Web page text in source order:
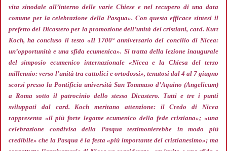
vita sinodale all’interno delle varie Chiese e nel recupero di una data
comune per la celebrazione della Pasqua». Con questa efficace sintesi il
prefetto del Dicastero per la promozione dell’unità dei cristiani, card. Kurt
Koch, ha concluso il testo «Il 1700° anniversario del concilio di Nicea:
un’opportunità e una sfida ecumenica». Si tratta della lezione inaugurale
del simposio ecumenico internazionale «Nicea e la Chiesa del terzo
millennio: verso l’unità tra cattolici e ortodossi», tenutosi dal 4 al 7 giugno
scorsi presso la Pontificia università San Tommaso d’Aquino (Angelicum)
a Roma sotto il patrocinio dello stesso Dicastero. Tutti e tre i punti
sviluppati dal card. Koch meritano attenzione: il Credo di Nicea
rappresenta «il più forte legame ecumenico della fede cristiana»; «una
celebrazione condivisa della Pasqua testimonierebbe in modo più
credibile»che la Pasqua è la festa«più importante del cristianesimo»; ma